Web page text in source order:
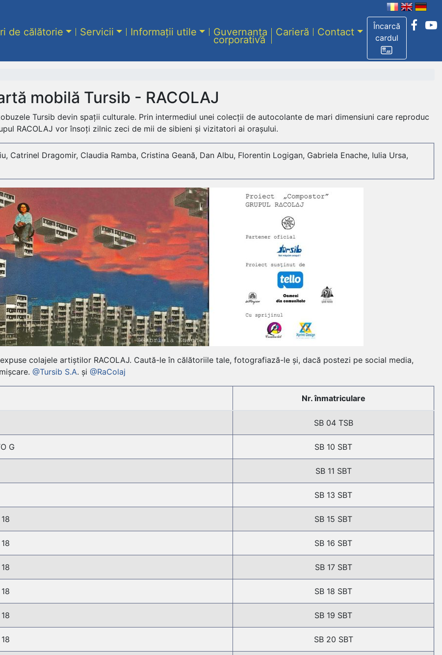
Încarcă
cardul
de călătorie Servicii Informații utile Guvernanța
corporativă
Carieră Contact
mobilă Tursib - RACOLAJ
Tursib devin spații culturale. Prin intermediul unei colecții de autocolante de mari dimensiuni care reproduc
RACOLAJ vor însoți zilnic zeci de mii de sibieni și vizitatori ai orașului.
Catrinel Dragomir, Claudia Ramba, Cristina Geană, Dan Albu, Florentin Logigan, Gabriela Enache, Iulia Ursa,
colajele artiștilor RACOLAJ. Caută-le în călătoriile tale, fotografiază-le și, dacă postezi pe social media,
@Tursib S.A. și @RaColaj
Nr. înmatriculare
SB 04 TSB
G SB 10 SBT
SB 11 SBT
SB 13 SBT
SB 15 SBT
SB 16 SBT
SB 17 SBT
SB 18 SBT
SB 19 SBT
SB 20 SBT